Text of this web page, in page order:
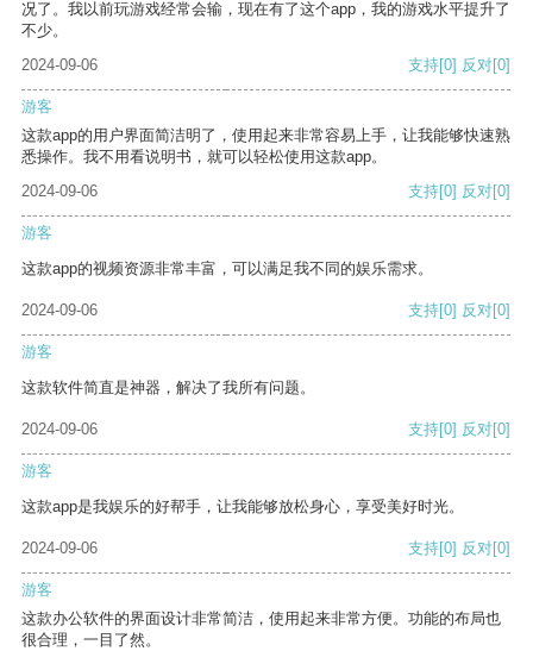
况了。我以前玩游戏经常会输，现在有了这个app，我的游戏水平提升了
不少。
2024-09-06
支持[0] 反对[0]
游客
这款app的用户界面简洁明了，使用起来非常容易上手，让我能够快速熟
悉操作。我不用看说明书，就可以轻松使用这款app。
2024-09-06
支持[0] 反对[0]
游客
这款app的视频资源非常丰富，可以满足我不同的娱乐需求。
2024-09-06 支持[0] 反对[0]
游客
这款软件简直是神器，解决了我所有问题。
2024-09-06 支持[0] 反对[0]
游客
这款app是我娱乐的好帮手，让我能够放松身心，享受美好时光。
2024-09-06 支持[0] 反对[0]
游客
这款办公软件的界面设计非常简洁，使用起来非常方便。功能的布局也
很合理，一目了然。